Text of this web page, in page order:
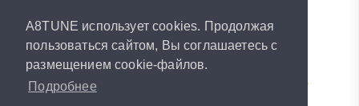
A8TUNE использует cookies. Продолжая
пользоваться сайтом, Вы соглашаетесь с
размещением cookie-файлов.
Подробнее
Copyright © 2026A8TUNE
All Rights Reserved.
Powered byArthurVeselov
Special thanks to
Dasle